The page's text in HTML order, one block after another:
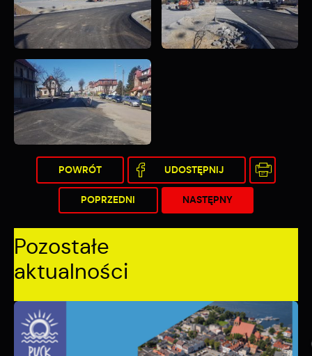
POWRÓT UDOSTĘPNIJ
POPRZEDNI NASTĘPNY
Pozostałe
aktualności